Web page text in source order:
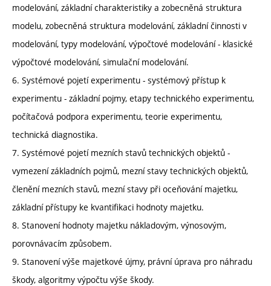
modelování, základní charakteristiky a zobecněná struktura
modelu, zobecněná struktura modelování, základní činnosti v
modelování, typy modelování, výpočtové modelování - klasické
výpočtové modelování, simulační modelování.
6. Systémové pojetí experimentu - systémový přístup k
experimentu - základní pojmy, etapy technického experimentu,
počítačová podpora experimentu, teorie experimentu,
technická diagnostika.
7. Systémové pojetí mezních stavů technických objektů -
vymezení základních pojmů, mezní stavy technických objektů,
členění mezních stavů, mezní stavy při oceňování majetku,
základní přístupy ke kvantifikaci hodnoty majetku.
8. Stanovení hodnoty majetku nákladovým, výnosovým,
porovnávacím způsobem.
9. Stanovení výše majetkové újmy, právní úprava pro náhradu
škody, algoritmy výpočtu výše škody.